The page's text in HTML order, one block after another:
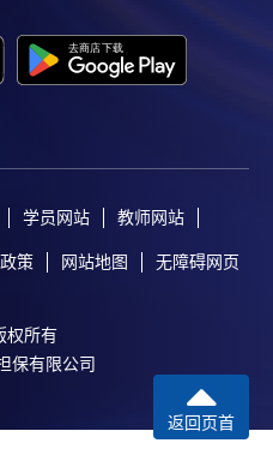
。
成功後，網頁將顯示付款
件亦會發送到 閣下的電
據並不可作為 閣下已獲
截止報名日期後儘快通知申
学员网站 教师网站
策 网站地图 无障碍网页
权所有
保有限公司
返回页首